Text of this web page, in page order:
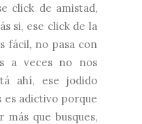
click de amistad,
si, ese click de la
fácil, no pasa con
a veces no nos
ahí, ese jodido
es adictivo porque
que busques,